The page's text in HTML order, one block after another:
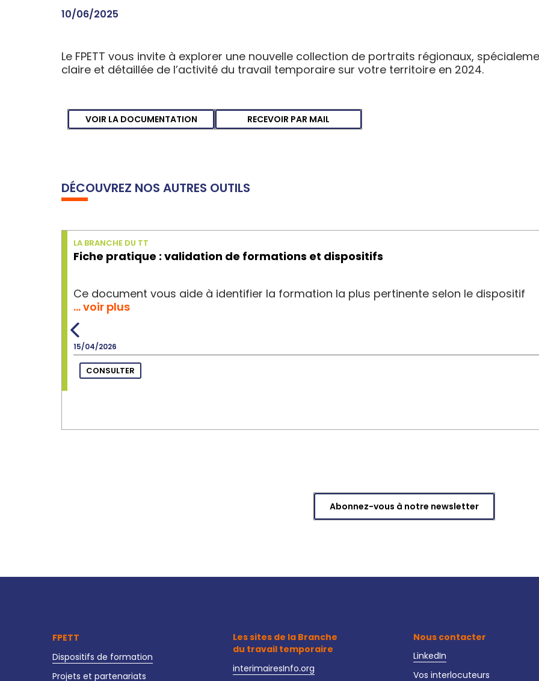
10/06/2025
Le FPETT vous invite à explorer une nouvelle collection de portraits régionaux,
claire et détaillée de l’activité du travail temporaire sur votre territoire en 2024.
VOIR LA DOCUMENTATION RECEVOIR PAR MAIL
DÉCOUVREZ NOS AUTRES OUTILS
LA BRANCHE DU TT
Fiche pratique : validation de formations et dispositifs
Ce document vous aide à identifier la formation la plus pertinente selon le dispositif
… voir plus
15/04/2026
CONSULTER
Abonnez-vous à notre newsletter
FPETT
Dispositifs de formation
Projets et partenariats
Les sites de la Branche
du travail temporaire
interimairesInfo.org
Nous contacter
LinkedIn
Vos interlocuteurs